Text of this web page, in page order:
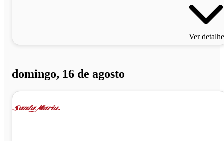
Ver
domingo, 16 de agosto